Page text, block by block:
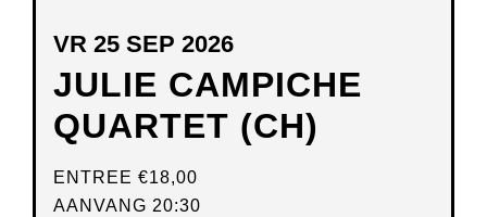
JULIE CAMPICHE
QUARTET (CH)
VR 25 SEP 2026
ENTREE €18,00
AANVANG 20:30